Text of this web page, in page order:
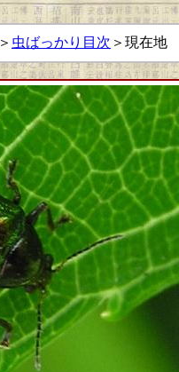
＞ 虫ばっかり目次 ＞現在地